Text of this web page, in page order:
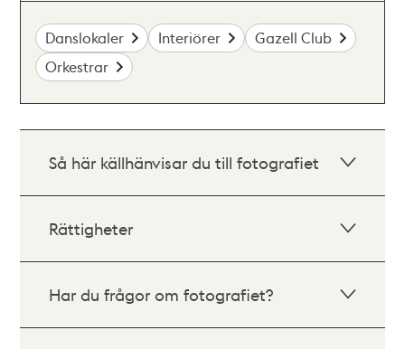
Danslokaler Interiörer
Gazell Club
Orkestrar
Så här källhänvisar du till fotografiet
Rättigheter
Har du frågor om fotografiet?